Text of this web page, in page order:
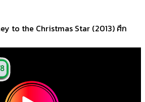
to the Christmas Star (2013) ศึก